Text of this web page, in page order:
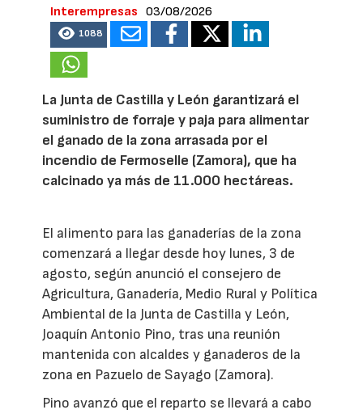
Interempresas
03/08/2026
1088
La Junta de Castilla y León garantizará el
suministro de forraje y paja para alimentar
el ganado de la zona arrasada por el
incendio de Fermoselle (Zamora), que ha
calcinado ya más de 11.000 hectáreas.
El alimento para las ganaderías de la zona
comenzará a llegar desde hoy lunes, 3 de
agosto, según anunció el consejero de
Agricultura, Ganadería, Medio Rural y Política
Ambiental de la Junta de Castilla y León,
Joaquín Antonio Pino, tras una reunión
mantenida con alcaldes y ganaderos de la
zona en Pazuelo de Sayago (Zamora).
Pino avanzó que el reparto se llevará a cabo